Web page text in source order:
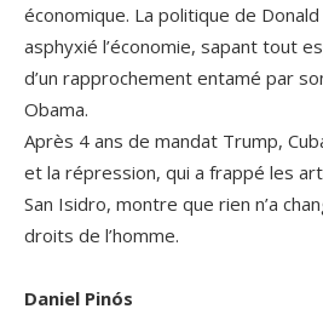
économique. La politique de
asphyxié l’économie, sapant tout
d’un rapprochement entamé par
Obama.
Après 4 ans de mandat Trump,
et la répression, qui a frappé les
San Isidro, montre que rien n’a
droits de l’homme.
Daniel Pinós